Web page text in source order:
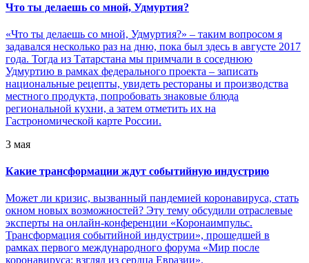
Что ты делаешь со мной, Удмуртия?
«Что ты делаешь со мной, Удмуртия?» – таким вопросом я
задавался несколько раз на дню, пока был здесь в августе 2017
года. Тогда из Татарстана мы примчали в соседнюю
Удмуртию в рамках федерального проекта – записать
национальные рецепты, увидеть рестораны и производства
местного продукта, попробовать знаковые блюда
региональной кухни, а затем отметить их на
Гастрономической карте России.
3 мая
Какие трансформации ждут событийную индустрию
Может ли кризис, вызванный пандемией коронавируса, стать
окном новых возможностей? Эту тему обсудили отраслевые
эксперты на онлайн-конференции «Коронаимпульс.
Трансформация событийной индустрии», прошедшей в
рамках первого международного форума «Мир после
коронавируса: взгляд из сердца Евразии».